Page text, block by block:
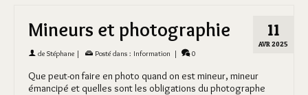
11
AVR 2025
Mineurs et photographie
de Stéphane | Posté dans : Information | 0
Que peut-on faire en photo quand on est mineur, mineur
émancipé et quelles sont les obligations du photographe